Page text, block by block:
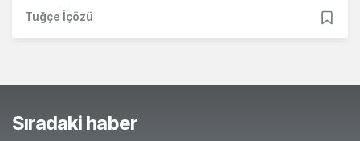
Tuğçe İçözü
Sıradaki haber